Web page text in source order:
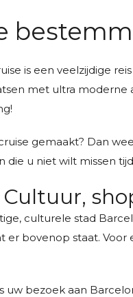
is een veelzijdige
met ultra
gemaakt? Dan
u niet wilt missen
Cultuur,
culturele stad
er bovenop staat.
uw bezoek aan